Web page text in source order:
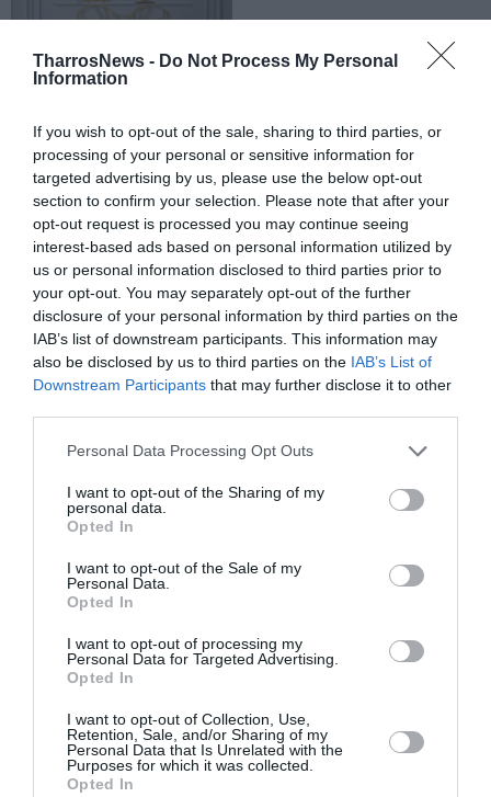
TharrosNews - Do Not Process My Personal
Information
If you wish to opt-out of the sale, sharing to third parties, or
processing of your personal or sensitive information for
targeted advertising by us, please use the below opt-out
section to confirm your selection. Please note that after your
opt-out request is processed you may continue seeing
interest-based ads based on personal information utilized by
us or personal information disclosed to third parties prior to
your opt-out. You may separately opt-out of the further
disclosure of your personal information by third parties on the
IAB’s list of downstream participants. This information may
also be disclosed by us to third parties on the IAB’s List of
Downstream Participants that may further disclose it to other
Personal Data Processing Opt Outs
I want to opt-out of the Sharing of my
personal data.
Opted In
I want to opt-out of the Sale of my
Personal Data.
Opted In
I want to opt-out of processing my
Personal Data for Targeted Advertising.
Opted In
I want to opt-out of Collection, Use,
Retention, Sale, and/or Sharing of my
Personal Data that Is Unrelated with the
Purposes for which it was collected.
Opted In